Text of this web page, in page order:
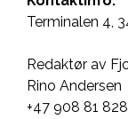
Terminalen 4,
Redaktør av
Rino Andersen
+47 908 81 828